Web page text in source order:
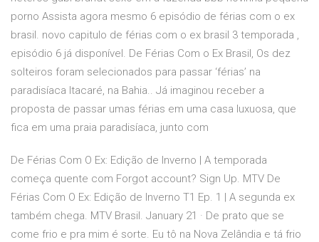
porno Assista agora mesmo 6 episódio de férias com o ex
brasil. novo capitulo de férias com o ex brasil 3 temporada ,
episódio 6 já disponível. De Férias Com o Ex Brasil, Os dez
solteiros foram selecionados para passar ‘férias’ na
paradisíaca Itacaré, na Bahia.. Já imaginou receber a
proposta de passar umas férias em uma casa luxuosa, que
fica em uma praia paradisíaca, junto com
De Férias Com O Ex: Edição de Inverno | A temporada
começa quente com Forgot account? Sign Up. MTV De
Férias Com O Ex: Edição de Inverno T1 Ep. 1 | A segunda ex
também chega. MTV Brasil. January 21 · De prato que se
come frio e pra mim é sorte. Eu tô na Nova Zelândia e tá frio